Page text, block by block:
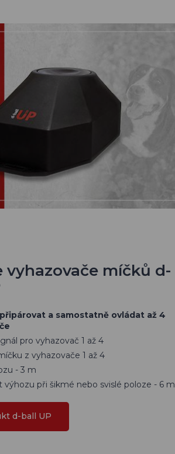
vyhazovače míčků d-
a samostatně ovládat až 4
pro vyhazovač 1 až 4
z vyhazovače 1 až 4
- 3 m
výhozu při šikmé nebo svislé poloze - 6 m
d-ball UP